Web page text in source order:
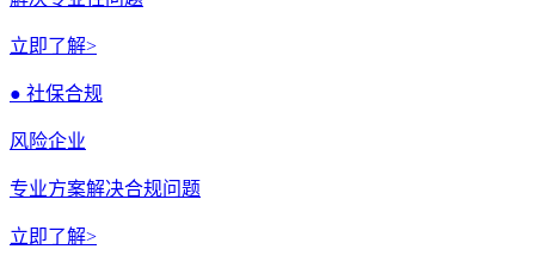
立即了解>
● 社保合规
风险企业
专业方案解决合规问题
立即了解>